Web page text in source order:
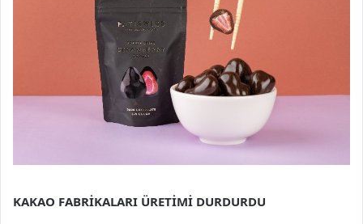
KAKAO FABRİKALARI ÜRETİMİ DURDURDU